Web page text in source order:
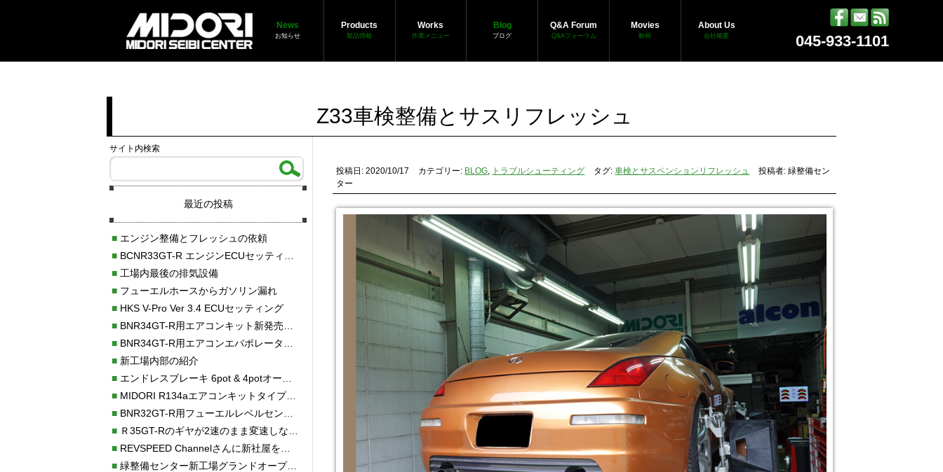
News
お知らせ
Products
製品情報
Works
作業メニュー
Blog
ブログ
Q&A Forum
Q&Aフォーラム
Movies
動画
About Us
会社概要 045-933-1101
Z33車検整備とサスリフレッシュ
投稿日: 2020/10/17 カテゴリー: BLOG, トラブルシューティング タグ:車検とサスペンションリフレッシュ
投稿者: 緑整備セン
ター
サイト内検索
最近の投稿
■エンジン整備とフレッシュの依頼
■BCNR33GT-R エンジンECUセッティング調整
■工場内最後の排気設備
■フューエルホースからガソリン漏れ
■HKS V-Pro Ver 3.4 ECUセッティング
■BNR34GT-R用エアコンキット新発売！！
■BNR34GT-R用エアコンエバポレーターを新発売！！
■新工場内部の紹介
■エンドレスブレーキ 6pot & 4potオーバーホール
■MIDORI R134aエアコンキットタイプⅡ取り付け
■BNR32GT-R用フューエルレベルセンサー新発売！！
■Ｒ35GT-Rのギヤが2速のまま変速しない！！
■REVSPEED Channelさんに新社屋を紹介していただきました!!
■緑整備センター新工場グランドオープン・続報